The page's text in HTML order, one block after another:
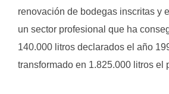
renovación de bodegas inscritas y
un sector profesional que ha
140.000 litros declarados el año
transformado en 1.825.000 litros el